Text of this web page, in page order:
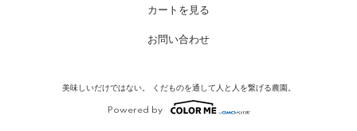
カートを見る
お問い合わせ
美味しいだけではない。 くだものを通して人と人を繋げる農園。
Powered by